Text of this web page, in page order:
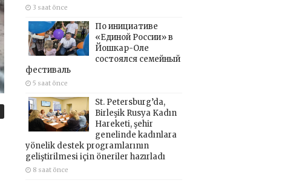
3 saat önce
По инициативе
«Единой России» в
Йошкар-Оле
состоялся семейный
фестиваль
5 saat önce
St. Petersburg’da,
Birleşik Rusya Kadın
Hareketi, şehir
genelinde kadınlara
yönelik destek programlarının
geliştirilmesi için öneriler hazırladı
8 saat önce